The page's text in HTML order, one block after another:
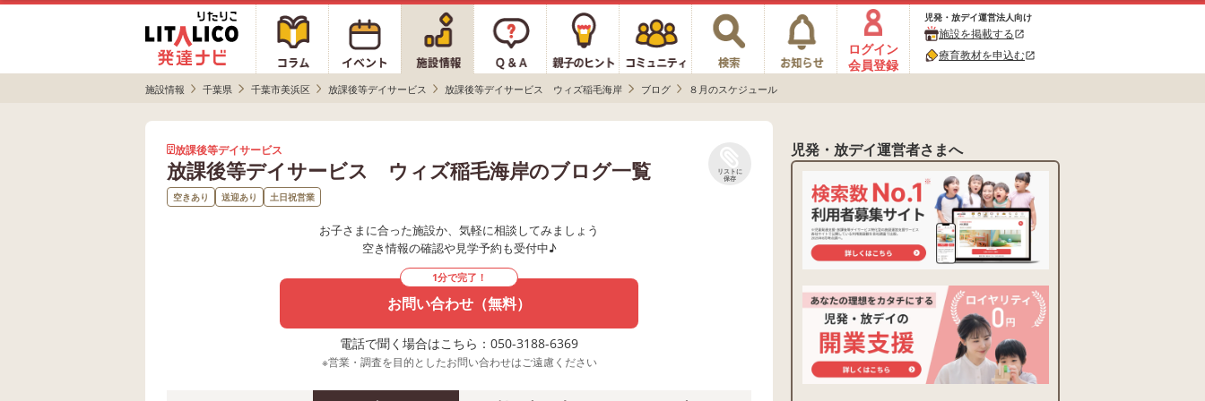
ログイン
会員登録
児発・放デイ運営法人向け
施設を掲載するopen_in_new
療育教材を申込むopen_in_new
施設情報 千葉県 千葉市美浜区 放課後等デイサービス 放課後等デイサービス ウィズ稲毛海岸 ブログ ８月のスケジュール
放課後等デイサービス
放課後等デイサービス ウィズ稲毛海岸のブログ一覧
リストに
保存
空きあり 送迎あり 土日祝営業
お子さまに合った施設か、気軽に相談してみましょう
空き情報の確認や見学予約も受付中♪
1分で完了！
お問い合わせ（無料）
電話で聞く場合はこちら：050-3188-6369
※営業・調査を目的としたお問い合わせはご遠慮ください
児発・放デイ運営者さまへ